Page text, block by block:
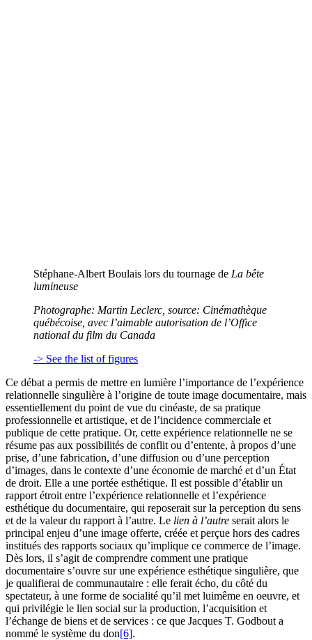
Stéphane-Albert Boulais lors du tournage de La bête
lumineuse
Photographe: Martin Leclerc, source: Cinémathèque
québécoise, avec l’aimable autorisation de l’Office
national du film du Canada
-> See the list of figures
Ce débat a permis de mettre en lumière l’importance de l’expérience
relationnelle singulière à l’origine de toute image documentaire, mais
essentiellement du point de vue du cinéaste, de sa pratique
professionnelle et artistique, et de l’incidence commerciale et
publique de cette pratique. Or, cette expérience relationnelle ne se
résume pas aux possibilités de conflit ou d’entente, à propos d’une
prise, d’une fabrication, d’une diffusion ou d’une perception
d’images, dans le contexte d’une économie de marché et d’un État
de droit. Elle a une portée esthétique. Il est possible d’établir un
rapport étroit entre l’expérience relationnelle et l’expérience
esthétique du documentaire, qui reposerait sur la perception du sens
et de la valeur du rapport à l’autre. Le lien à l’autre serait alors le
principal enjeu d’une image offerte, créée et perçue hors des cadres
institués des rapports sociaux qu’implique ce commerce de l’image.
Dès lors, il s’agit de comprendre comment une pratique
documentaire s’ouvre sur une expérience esthétique singulière, que
je qualifierai de communautaire : elle ferait écho, du côté du
spectateur, à une forme de socialité qu’il met luimême en oeuvre, et
qui privilégie le lien social sur la production, l’acquisition et
l’échange de biens et de services : ce que Jacques T. Godbout a
nommé le système du don[6].